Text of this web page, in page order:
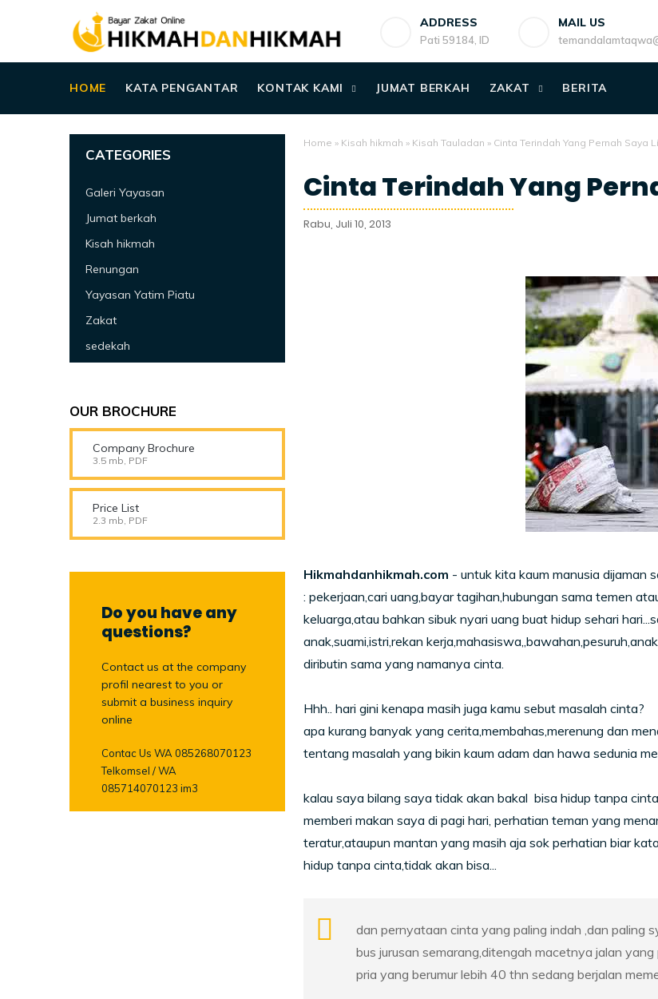
ADDRESS
Pati 59184, ID
MAIL US
HOME KATA PENGANTAR KONTAK KAMI JUMAT BERKAH ZAKAT BERITA
Home » Kisah hikmah » Kisah Tauladan » Cinta Terindah Yang Pernah Saya
Cinta Terindah Yang
Rabu, Juli 10, 2013
Hikmahdanhikmah.com - untuk kita kaum manusia dijaman
: pekerjaan,cari uang,bayar tagihan,hubungan sama temen
keluarga,atau bahkan sibuk nyari uang buat hidup sehari
anak,suami,istri,rekan
diributin sama yang namanya cinta.
Hhh.. hari gini kenapa masih juga kamu sebut masalah cinta?
apa kurang banyak yang cerita,membahas,merenung dan
tentang masalah yang bikin kaum adam dan hawa sedunia
kalau saya bilang saya tidak akan bakal bisa hidup tanpa
memberi makan saya di pagi hari, perhatian teman yang
teratur,ataupun mantan yang masih aja sok perhatian biar
hidup tanpa cinta,tidak akan bisa...
dan pernyataan cinta yang paling indah ,dan paling
bus jurusan semarang,ditengah macetnya jalan
pria yang berumur lebih 40 thn sedang berjalan
CATEGORIES
Galeri Yayasan
Jumat berkah
Kisah hikmah
Renungan
Yayasan Yatim Piatu
Zakat
sedekah
OUR BROCHURE
Company Brochure
3.5 mb, PDF
Price List
2.3 mb, PDF
Do you have any
questions?
Contact us at the company
profil nearest to you or
submit a business inquiry
online
Contac Us WA 085268070123
Telkomsel / WA
085714070123 im3